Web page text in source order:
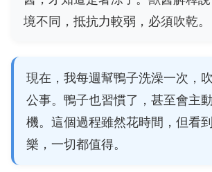
境不同，抵抗力較弱，必須吹乾。
現在，我每週幫鴨子洗澡一次，
公事。鴨子也習慣了，甚至會主
機。這個過程雖然花時間，但看
樂，一切都值得。